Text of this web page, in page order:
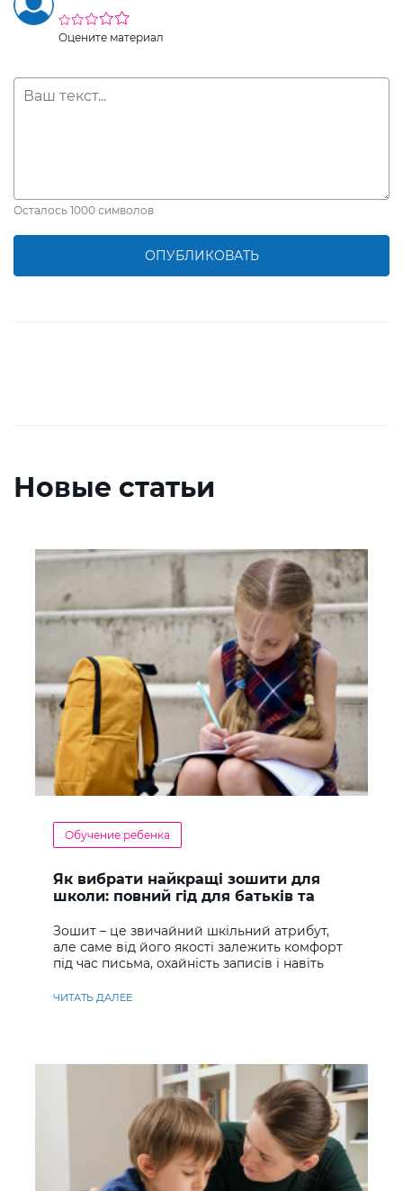
Оцените материал
Осталось 1000 символов
ОПУБЛИКОВАТЬ
Новые статьи
Обучение ребенка
Як вибрати найкращі зошити для
школи: повний гід для батьків та
Зошит – це звичайний шкільний атрибут,
але саме від його якості залежить комфорт
під час письма, охайність записів і навіть
ЧИТАТЬ ДАЛЕЕ